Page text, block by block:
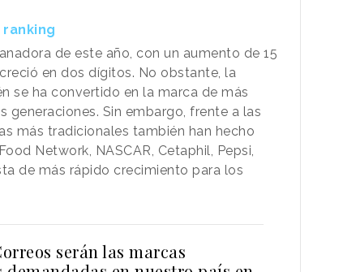
de este año, con un aumento de 15
, creció en dos dígitos. No obstante, la
se ha convertido en la marca de más
Sin embargo, frente a las
más tradicionales también han hecho
Network, NASCAR, Cetaphil, Pepsi,
de más rápido crecimiento para los
serán las marcas